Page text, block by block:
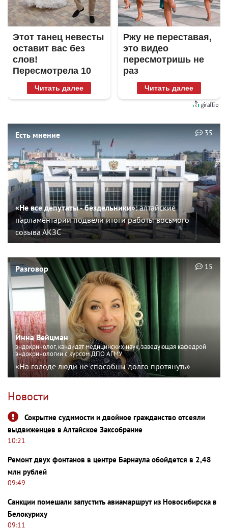
Этот танец невесты
оставит вас без
слов!
Пересмотрела 10
раз
Читать далее
Ржу не переставая,
это видео
пересмотришь не
раз
Читать далее
Есть мнение
«Не все депутаты - бездельники»:алтайские
парламентарии подвели итоги работы восьмого
созыва АКЗС
35
Разговор
Инна Вейцман
эндокринолог, кандидат медицинских наук, заведующая кафедрой
эндокринологии с курсом ДПО АГМУ
«На голоде люди не способны долго протянуть»
15
Новости
Сокрытие судимости и двойное гражданство отсеяли
выдвиженцев в Алтайское Заксобрание
10:21
Ремонт двух фонтанов в центре Барнаула обойдется в 2,48
млн рублей
09:49
Санкции помешали запустить авиамаршрут из Новосибирска в
Белокуриху
09:11